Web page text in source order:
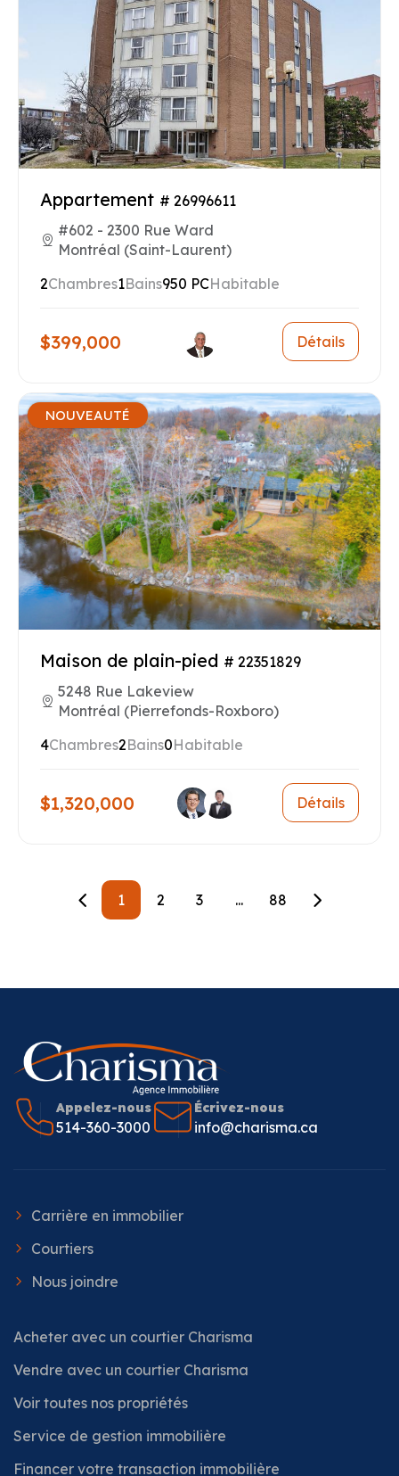
Appartement # 26996611
#602 - 2300 Rue Ward
Montréal (Saint-Laurent)
2Chambres1Bains950 PCHabitable
$399,000 Détails
NOUVEAUTÉ
Maison de plain-pied # 22351829
5248 Rue Lakeview
Montréal (Pierrefonds-Roxboro)
4Chambres2Bains0Habitable
$1,320,000 Détails
1 2 3 ... 88
Appelez-nous
514-360-3000
Écrivez-nous
info@charisma.ca
Carrière en immobilier
Courtiers
Nous joindre
Acheter avec un courtier Charisma
Vendre avec un courtier Charisma
Voir toutes nos propriétés
Service de gestion immobilière
Financer votre transaction immobilière